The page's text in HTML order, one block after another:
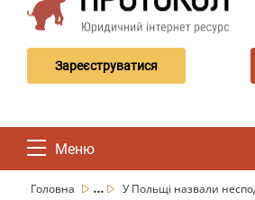
Зареєструватися
Меню
Головна ...
У Польщі назвали